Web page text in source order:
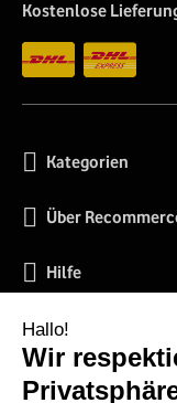
Kostenlose
Kategorien
Über
Hilfe
Soziale Netzwerke